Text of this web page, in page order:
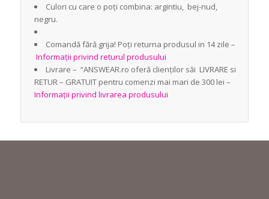
Culori cu care o poți combina: argintiu, bej-nud,
negru.
Comandă fără grija! Poți returna produsul in 14 zile –
Informații privind returul produsului
Livrare – “ANSWEAR.ro oferă clienților săi LIVRARE si
RETUR – GRATUIT pentru comenzi mai mari de 300 lei –
Informații privind livrarea produsului